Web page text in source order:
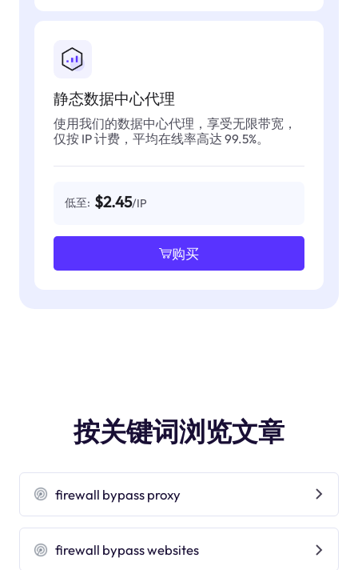
静态数据中心代理
使用我们的数据中心代理，享受无限带宽，
仅按 IP 计费，平均在线率高达 99.5%。
低至: $2.45/IP
购买
按关键词浏览文章
firewall bypass proxy
firewall bypass websites